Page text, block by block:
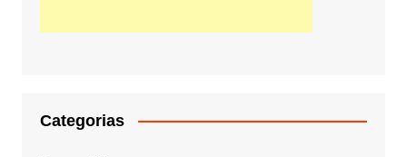
Categorias